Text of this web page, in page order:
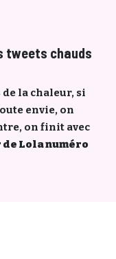
tweets chauds
la chaleur, si
envie, on
on finit avec
Lola numéro